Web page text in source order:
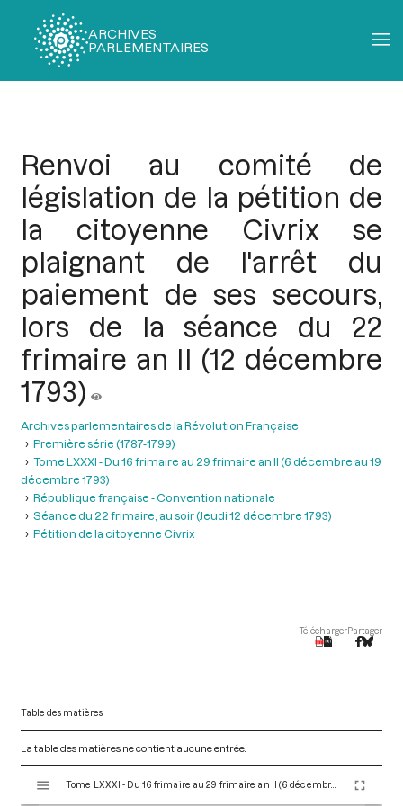
ARCHIVES
PARLEMENTAIRES
Renvoi au comité de
législation de la pétition de
la citoyenne Civrix se
plaignant de l'arrêt du
paiement de ses secours,
lors de la séance du 22
frimaire an II (12 décembre
1793)
Archives parlementaires de la Révolution Française
Première série (1787-1799)
Tome LXXXI - Du 16 frimaire au 29 frimaire an II (6 décembre au 19
décembre 1793)
République française - Convention nationale
Séance du 22 frimaire, au soir (Jeudi 12 décembre 1793)
Pétition de la citoyenne Civrix
TéléchargerPartager
Table des matières
La table des matières ne contient aucune entrée.
Tome LXXXI - Du 16 frimaire au 29 frimaire an II (6 décembre au 19 décembre 1793)